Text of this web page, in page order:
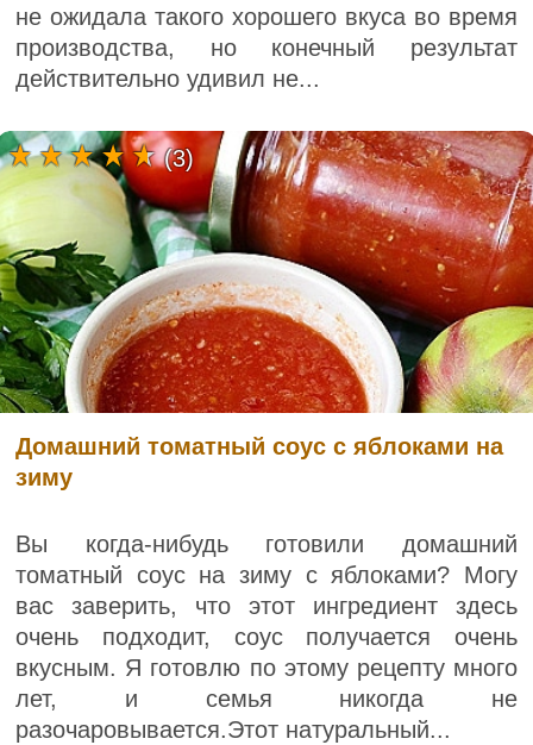
не ожидала такого хорошего вкуса во время
производства, но конечный результат
действительно удивил не...
Домашний томатный соус с яблоками на
зиму
Вы когда-нибудь готовили домашний
томатный соус на зиму с яблоками? Могу
вас заверить, что этот ингредиент здесь
очень подходит, соус получается очень
вкусным. Я готовлю по этому рецепту много
лет, и семья никогда не
разочаровывается.Этот натуральный...
(3)